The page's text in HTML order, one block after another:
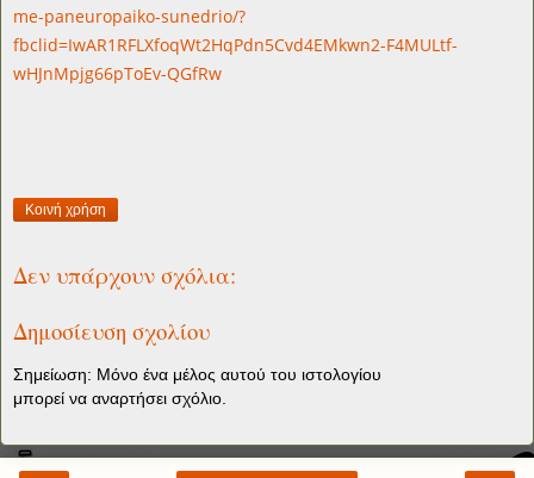
me-paneuropaiko-sunedrio/?
fbclid=IwAR1RFLXfoqWt2HqPdn5Cvd4EMkwn2-F4MULtf-
wHJnMpjg66pToEv-QGfRw
Κοινή χρήση
Δεν υπάρχουν σχόλια:
Δημοσίευση σχολίου
Σημείωση: Μόνο ένα μέλος αυτού του ιστολογίου
μπορεί να αναρτήσει σχόλιο.